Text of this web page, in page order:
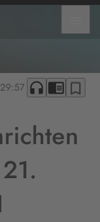
29:57 headphones chrome_reader_mode bookmark_border